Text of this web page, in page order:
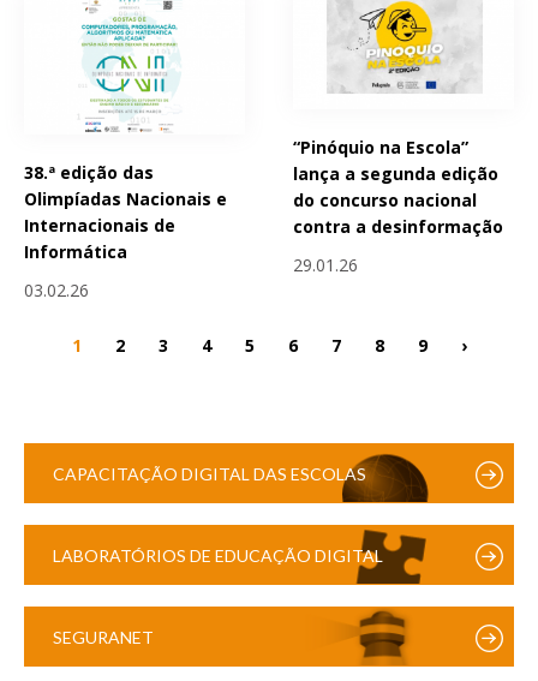
38.ª edição das
Olimpíadas Nacionais e
Internacionais de
Informática
03.02.26
“Pinóquio na Escola”
lança a segunda edição
do concurso nacional
contra a desinformação
29.01.26
1 2 3 4 5 6 7 8 9 ›
CAPACITAÇÃO DIGITAL DAS ESCOLAS
LABORATÓRIOS DE EDUCAÇÃO DIGITAL
SEGURANET